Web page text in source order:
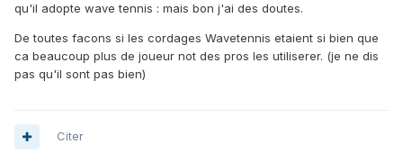
qu'il adopte wave tennis : mais bon j'ai des doutes.
De toutes facons si les cordages Wavetennis etaient si bien que
ca beaucoup plus de joueur not des pros les utiliserer. (je ne dis
pas qu'il sont pas bien)
Citer